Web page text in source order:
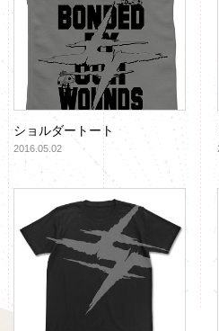
クッションバッジ（
2016.05.02